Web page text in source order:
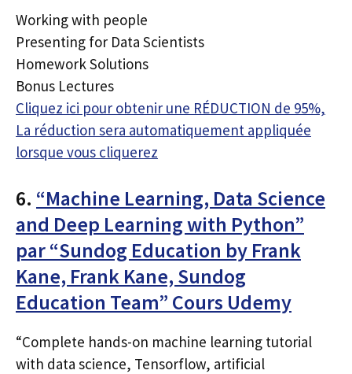
Working with people
Presenting for Data Scientists
Homework Solutions
Bonus Lectures
Cliquez ici pour obtenir une RÉDUCTION de 95%,
La réduction sera automatiquement appliquée
lorsque vous cliquerez
6. “Machine Learning, Data Science
and Deep Learning with Python”
par “Sundog Education by Frank
Kane, Frank Kane, Sundog
Education Team” Cours Udemy
“Complete hands-on machine learning tutorial
with data science, Tensorflow, artificial